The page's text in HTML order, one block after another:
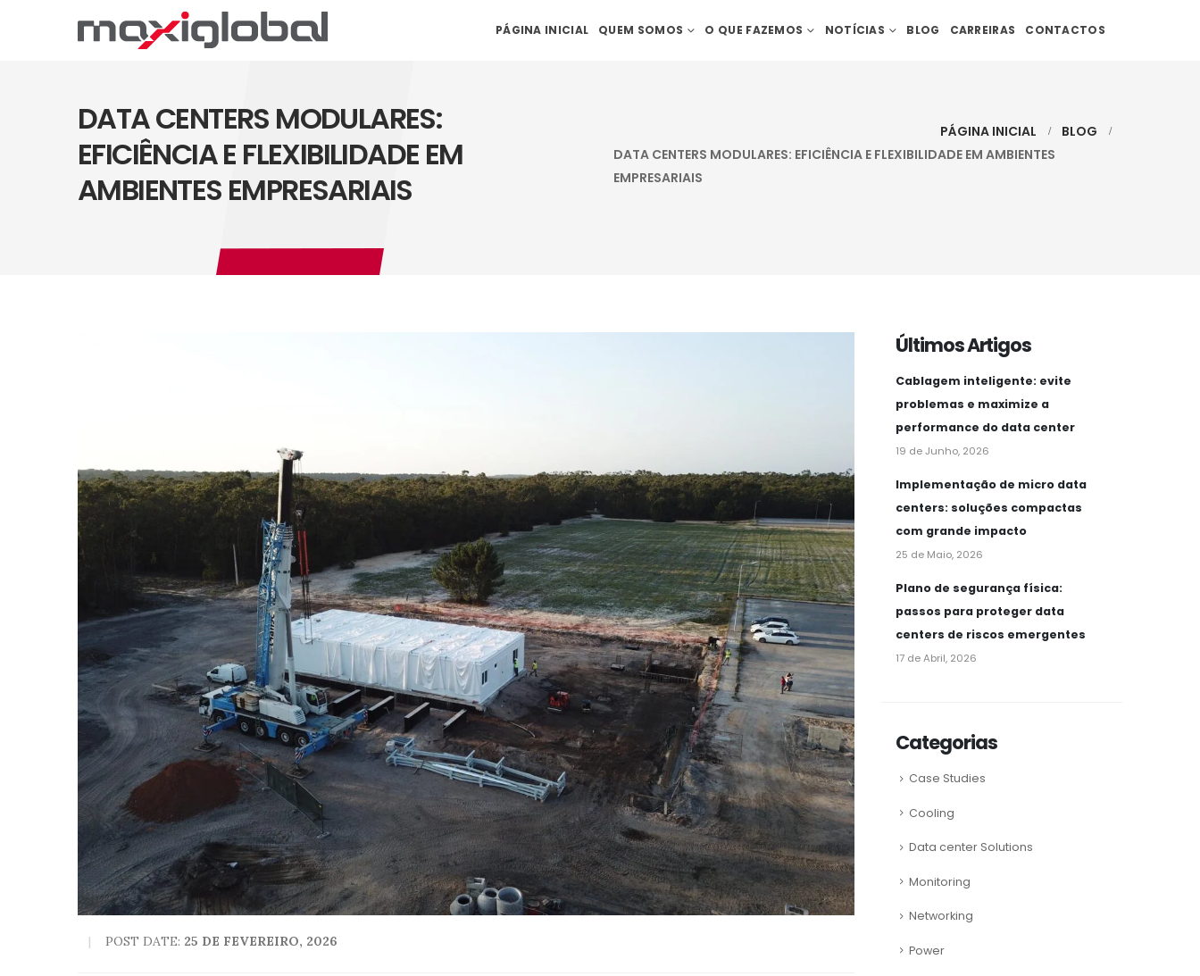
PÁGINA INICIAL QUEM SOMOS O QUE FAZEMOS NOTÍCIAS BLOG CARREIRAS CONTACTOS
DATA CENTERS MODULARES:
EFICIÊNCIA E FLEXIBILIDADE EM
AMBIENTES EMPRESARIAIS
PÁGINA INICIAL
BLOG
DATA CENTERS MODULARES: EFICIÊNCIA E FLEXIBILIDADE EM AMBIENTES
EMPRESARIAIS
POST DATE: 25 DE FEVEREIRO, 2026
Últimos Artigos
Cablagem inteligente: evite
problemas e maximize a
performance do data center
19 de Junho, 2026
Implementação de micro data
centers: soluções compactas
com grande impacto
25 de Maio, 2026
Plano de segurança física:
passos para proteger data
centers de riscos emergentes
17 de Abril, 2026
Categorias
Case Studies
Cooling
Data center Solutions
Monitoring
Networking
Power